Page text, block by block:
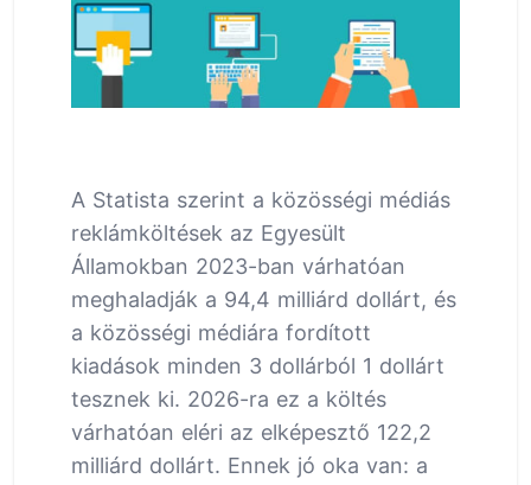
A Statista szerint a közösségi médiás
reklámköltések az Egyesült
Államokban 2023-ban várhatóan
meghaladják a 94,4 milliárd dollárt, és
a közösségi médiára fordított
kiadások minden 3 dollárból 1 dollárt
tesznek ki. 2026-ra ez a költés
várhatóan eléri az elképesztő 122,2
milliárd dollárt. Ennek jó oka van: a